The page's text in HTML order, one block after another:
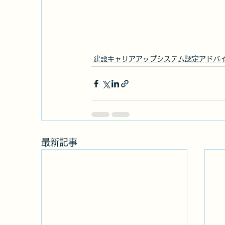
建設キャリアアップシステム認定アドバ
最新記事